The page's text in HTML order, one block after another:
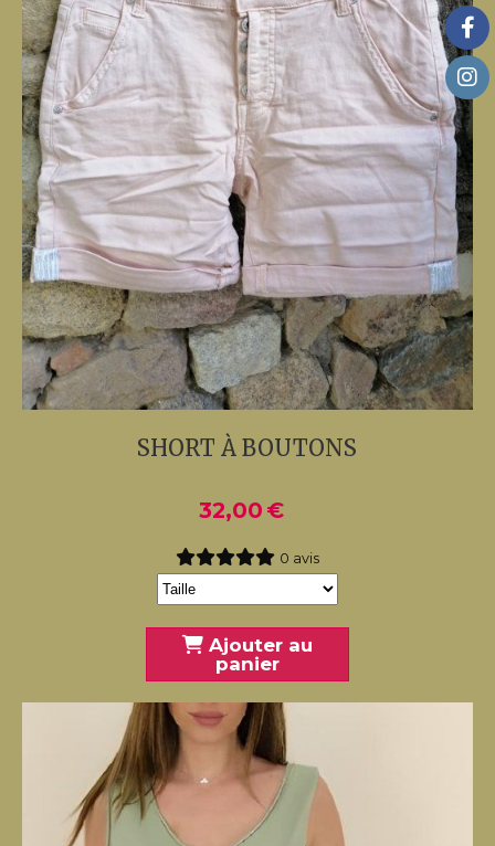
SHORT À BOUTONS
32,00 €
0 avis
Ajouter au
panier